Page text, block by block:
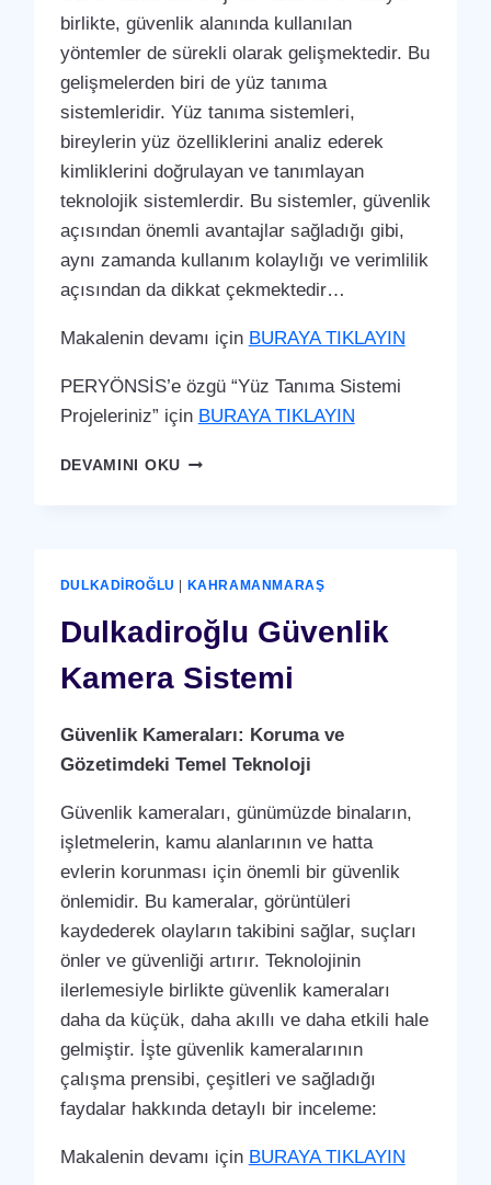
birlikte, güvenlik alanında kullanılan
yöntemler de sürekli olarak gelişmektedir. Bu
gelişmelerden biri de yüz tanıma
sistemleridir. Yüz tanıma sistemleri,
bireylerin yüz özelliklerini analiz ederek
kimliklerini doğrulayan ve tanımlayan
teknolojik sistemlerdir. Bu sistemler, güvenlik
açısından önemli avantajlar sağladığı gibi,
aynı zamanda kullanım kolaylığı ve verimlilik
açısından da dikkat çekmektedir…
Makalenin devamı için BURAYA TIKLAYIN
PERYÖNSİS’e özgü “Yüz Tanıma Sistemi
Projeleriniz” için BURAYA TIKLAYIN
DEVAMINI OKUDULKADIROĞLU
DULKADIROĞLU KAHRAMANMARAŞ
Dulkadiroğlu Güvenlik
Kamera Sistemi
Güvenlik Kameraları: Koruma ve
Gözetimdeki Temel Teknoloji
Güvenlik kameraları, günümüzde binaların,
işletmelerin, kamu alanlarının ve hatta
evlerin korunması için önemli bir güvenlik
önlemidir. Bu kameralar, görüntüleri
kaydederek olayların takibini sağlar, suçları
önler ve güvenliği artırır. Teknolojinin
ilerlemesiyle birlikte güvenlik kameraları
daha da küçük, daha akıllı ve daha etkili hale
gelmiştir. İşte güvenlik kameralarının
çalışma prensibi, çeşitleri ve sağladığı
faydalar hakkında detaylı bir inceleme:
Makalenin devamı için BURAYA TIKLAYIN